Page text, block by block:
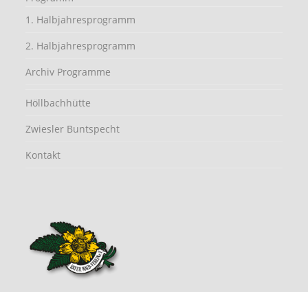
1. Halbjahresprogramm
2. Halbjahresprogramm
Archiv Programme
Höllbachhütte
Zwiesler Buntspecht
Kontakt